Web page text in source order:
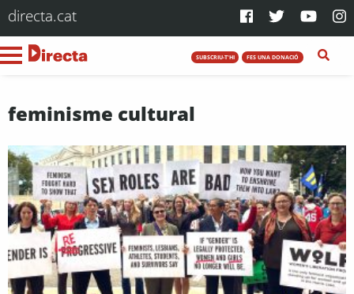
directa.cat
SUBSCRIU-T'HI FES UNA DONACIÓ
feminisme cultural